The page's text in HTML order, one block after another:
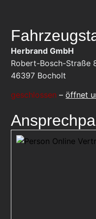
Herbrand GmbH
Robert-Bosch-Straße
46397 Bocholt
geschlossen –öffnet